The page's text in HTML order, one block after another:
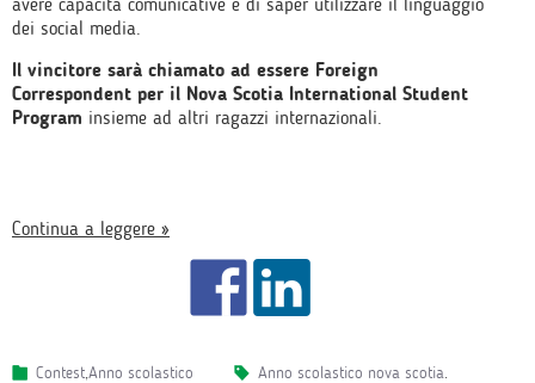
dei social media.
Il vincitore sarà chiamato ad essere Foreign
Correspondent per il Nova Scotia International Student
Program insieme ad altri ragazzi internazionali.
Continua a leggere »
Contest,Anno scolastico anno scolastico nova scotia.